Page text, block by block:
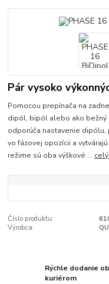
Pár vysoko
Pomocou prepínača na
dipól, bipól alebo ako bežný
odporúča nastavenie dipólu,
vo fázovej opozícii a
režime sú oba výškové ...
Číslo produktu:
Výrobca:
Rýchle dodanie
kuriérom